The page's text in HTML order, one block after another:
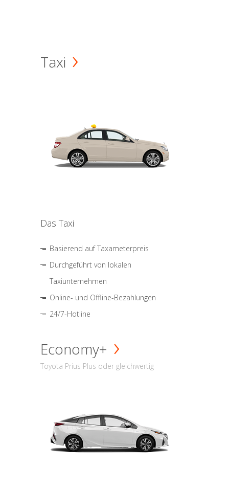
Taxi
Das Taxi
Basierend auf Taxameterpreis
Durchgeführt von lokalen
Taxiunternehmen
Online- und Offline-Bezahlungen
24/7-Hotline
Economy+
Toyota Prius Plus oder gleichwertig